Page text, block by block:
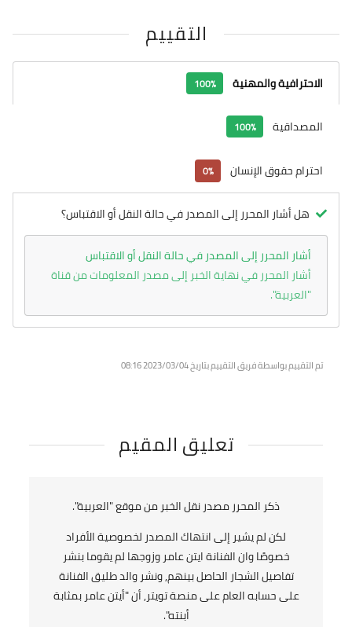
التقييم
الاحترافية والمهنية 100%
المصداقية 100%
احترام حقوق الإنسان 0%
هل أشار المحرر إلى المصدر في حالة النقل أو الاقتباس؟
أشار المحرر إلى المصدر في حالة النقل أو الاقتباس
أشار المحرر في نهاية الخبر إلى مصدر المعلومات من قناة
"العربية".
تم التقييم بواسطة فريق التقييم بتاريخ 2023/03/04 08:16
تعليق المقيم
ذكر المحرر مصدر نقل الخبر من موقع "العربية".
لكن لم يشير إلى انتهاك المصدر لخصوصية الأفراد
خصوصًا وان الفنانة ايتن عامر وزوجها لم يقوما بنشر
تفاصيل الشجار الحاصل بينهم, ونشر والد طليق الفنانة
على حسابه العام على منصة تويتر, أن "أيتن عامر بمثابة
أبنته".